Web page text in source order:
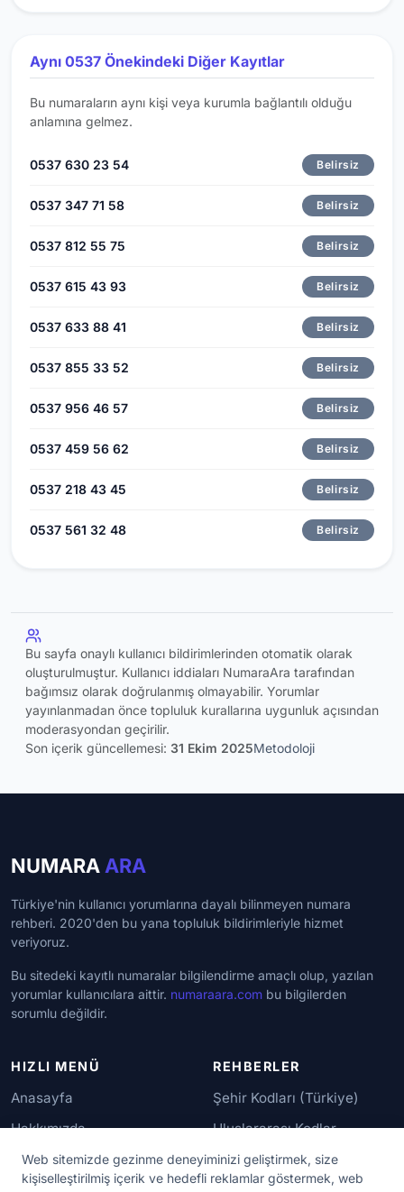
Web sitemizde gezinme deneyiminizi geliştirmek, size
kişiselleştirilmiş içerik ve hedefli reklamlar göstermek, web
Aynı 0537 Önekindeki Diğer Kayıtlar
Bu numaraların aynı kişi veya kurumla bağlantılı olduğu
anlamına gelmez.
0537 630 23 54 Belirsiz
0537 347 71 58 Belirsiz
0537 812 55 75 Belirsiz
0537 615 43 93 Belirsiz
0537 633 88 41 Belirsiz
0537 855 33 52 Belirsiz
0537 956 46 57 Belirsiz
0537 459 56 62 Belirsiz
0537 218 43 45 Belirsiz
0537 561 32 48 Belirsiz
Bu sayfa onaylı kullanıcı bildirimlerinden otomatik olarak
oluşturulmuştur. Kullanıcı iddiaları NumaraAra tarafından
bağımsız olarak doğrulanmış olmayabilir. Yorumlar
yayınlanmadan önce topluluk kurallarına uygunluk açısından
moderasyondan geçirilir.
Son içerik güncellemesi: 31 Ekim 2025Metodoloji
NUMARA ARA
Türkiye'nin kullanıcı yorumlarına dayalı bilinmeyen numara
rehberi. 2020'den bu yana topluluk bildirimleriyle hizmet
veriyoruz.
Bu sitedeki kayıtlı numaralar bilgilendirme amaçlı olup, yazılan
yorumlar kullanıcılara aittir. numaraara.com bu bilgilerden
sorumlu değildir.
HIZLI MENÜ
Anasayfa
Hakkımızda
İletişim
REHBERLER
Şehir Kodları (Türkiye)
Uluslararası Kodlar
Güvenilir Numaralar